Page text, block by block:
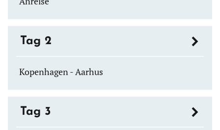
Tag 2
Kopenhagen - Aarhus
Tag 3